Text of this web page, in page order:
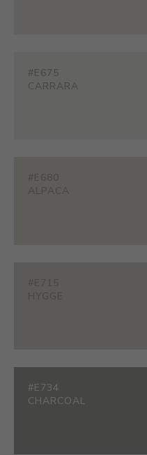
#E675
CARRARA
#E680
ALPACA
#E734
CHARCOAL